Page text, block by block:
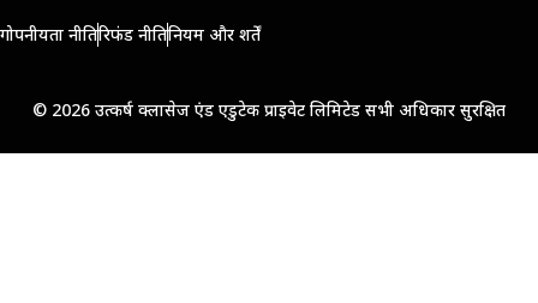
गोपनीयता नीतिरिफंड नीतिनियम और शर्तें
© 2026 उत्कर्ष क्लासेज एंड एडुटेक प्राइवेट लिमिटेड सभी अधिकार सुरक्षित